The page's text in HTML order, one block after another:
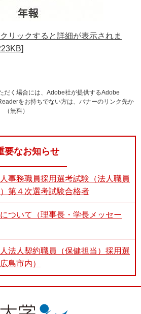
リックすると詳細が表示されま
だく場合には、Adobe社が提供するAdobe
をお持ちでない方は、バナーのリンク先か
（無料）
要なお知らせ
事務職員採用選考試験（法人職員
第４次選考試験合格者
ついて（理事長・学長メッセー
法人契約職員（保健担当）採用選
島市内）